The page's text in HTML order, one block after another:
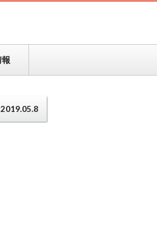
2019.05.8